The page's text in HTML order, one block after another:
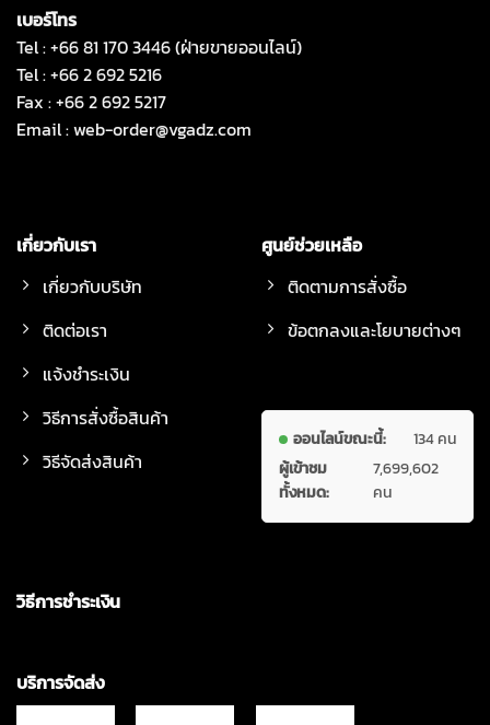
เบอร์โทร
Tel : +66 81 170 3446 (ฝ่ายขายออนไลน์)
Tel : +66 2 692 5216
Fax : +66 2 692 5217
Email :web-order@vgadz.com
เกี่ยวกับเรา
เกี่ยวกับบริษัท
ติดต่อเรา
แจ้งชำระเงิน
วิธีการสั่งซื้อสินค้า
วิธีจัดส่งสินค้า
ศูนย์ช่วยเหลือ
ติดตามการสั่งซื้อ
ข้อตกลงและโยบายต่างๆ
ออนไลน์ขณะนี้:
134 คน
ผู้เข้าชม
ทั้งหมด:
7,699,602
คน
วิธีการชำระเงิน
บริการจัดส่ง